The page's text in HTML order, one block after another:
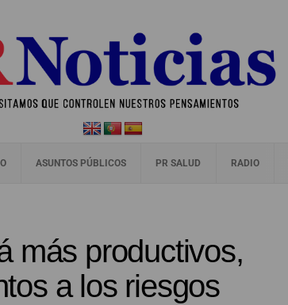
ASUNTOS PÚBLICOS PR SALUD RADIO
más productivos,
a los riesgos